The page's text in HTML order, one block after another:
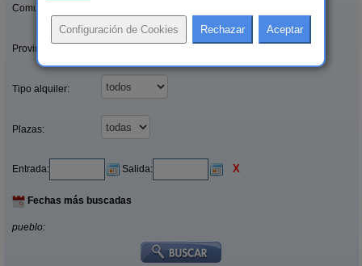
Comunidades:
Provincias/Islas:
Tipo alquiler:
Plazas:
Entrada: Salida: X
Fechas más buscadas
pueblo: